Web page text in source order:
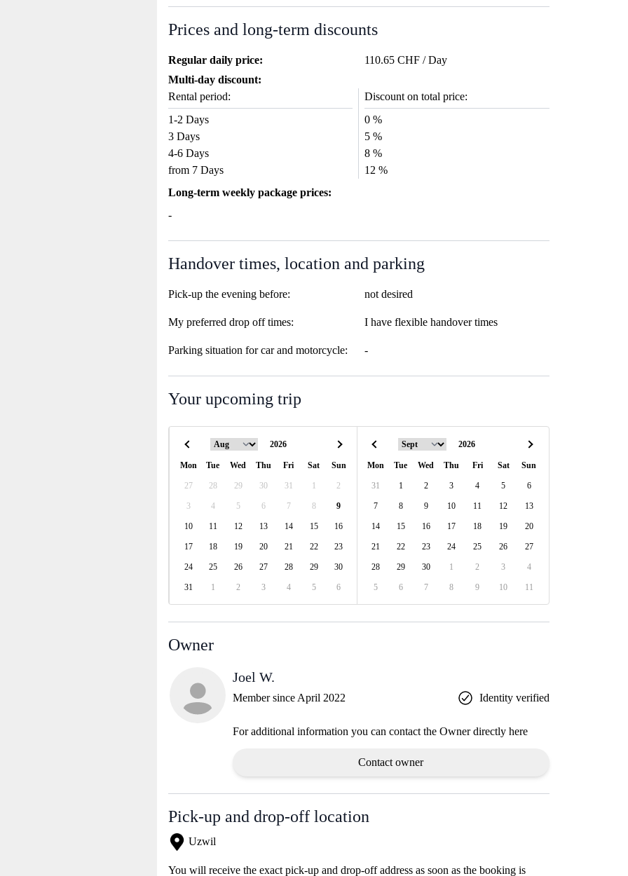
Prices and long-term discounts
Regular daily price:
110.65 CHF / Day
Multi-day discount:
Rental period:
Discount on total price:
1-2 Days
0 %
3 Days
5 %
4-6 Days
8 %
from 7 Days
12 %
Long-term weekly package prices:
-
Handover times, location and parking
Pick-up the evening before: not desired
My preferred drop off times: I have flexible handover times
Parking situation for car and motorcycle: -
Your upcoming trip
Mon Tue Wed Thu Fri Sat Sun
27 28 29 30 31 1 2
3 4 5 6 7 8 9
10 11 12 13 14 15 16
17 18 19 20 21 22 23
24 25 26 27 28 29 30
31 1 2 3 4 5 6
Mon Tue Wed Thu Fri Sat Sun
31 1 2 3 4 5 6
7 8 9 10 11 12 13
14 15 16 17 18 19 20
21 22 23 24 25 26 27
28 29 30 1 2 3 4
5 6 7 8 9 10 11
Owner
Joel W.
Member since April 2022 Identity verified
For additional information you can contact the Owner directly here
Contact owner
Pick-up and drop-off location
Uzwil
You will receive the exact pick-up and drop-off address as soon as the booking is